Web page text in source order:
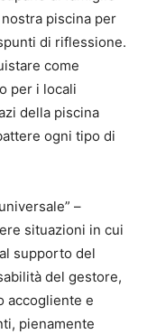
piscina per
di riflessione.
come
per i locali
della piscina
ogni tipo di
–
situazioni in cui
supporto del
del gestore,
accogliente e
pienamente